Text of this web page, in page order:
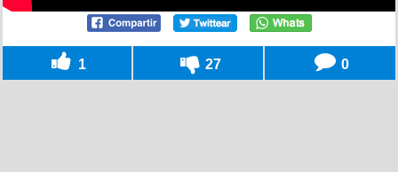
1 27 0